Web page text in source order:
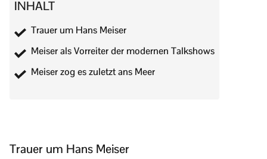
INHALT
Trauer um Hans Meiser
Meiser als Vorreiter der modernen Talkshows
Meiser zog es zuletzt ans Meer
Trauer um Hans Meiser